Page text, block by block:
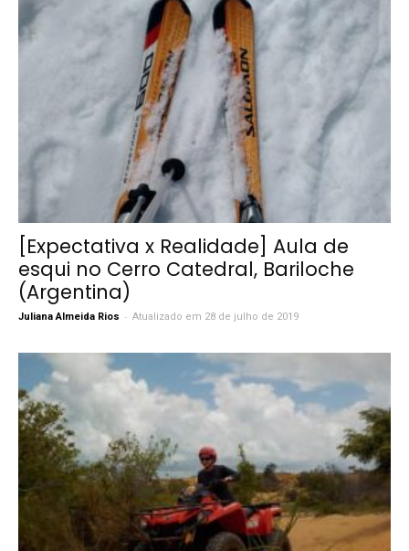
[Expectativa x Realidade] Aula de
esqui no Cerro Catedral, Bariloche
(Argentina)
Juliana Almeida Rios - Atualizado em 28 de julho de 2019